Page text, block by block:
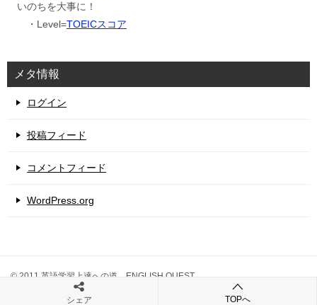
いのちを大事に！
・Level=TOEICスコア
メタ情報
ログイン
投稿フィード
コメントフィード
WordPress.org
© 2011 英語学習上達への道 ENGLISH QUEST
シェア TOPへ